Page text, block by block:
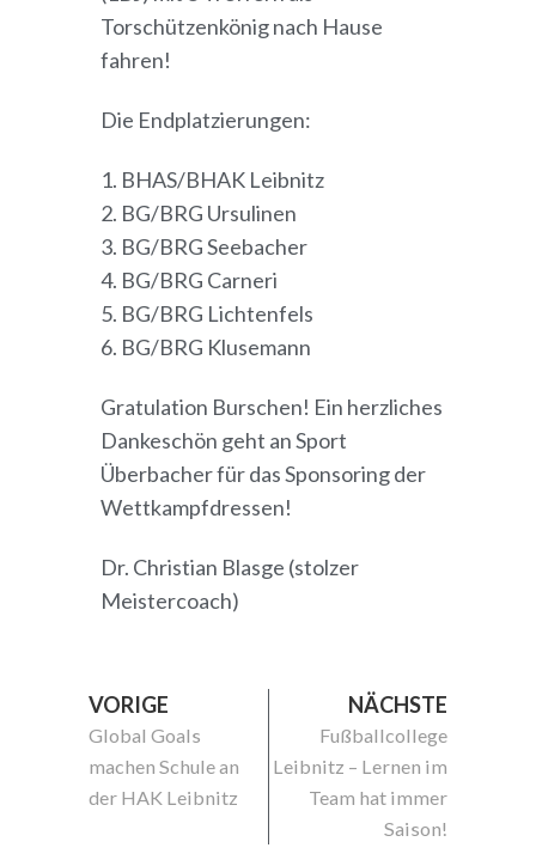
Torschützenkönig nach Hause
fahren!
Die Endplatzierungen:
1. BHAS/BHAK Leibnitz
2. BG/BRG Ursulinen
3. BG/BRG Seebacher
4. BG/BRG Carneri
5. BG/BRG Lichtenfels
6. BG/BRG Klusemann
Gratulation Burschen! Ein herzliches
Dankeschön geht an Sport
Überbacher für das Sponsoring der
Wettkampfdressen!
Dr. Christian Blasge (stolzer
Meistercoach)
VORIGE
Global Goals
machen Schule an
der HAK Leibnitz
NÄCHSTE
Fußballcollege
Leibnitz – Lernen im
Team hat immer
Saison!